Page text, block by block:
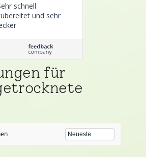
schnell
und sehr
für